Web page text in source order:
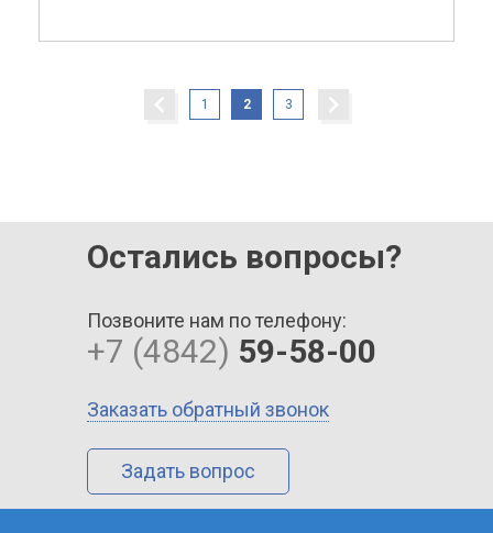
1 2 3
Остались вопросы?
Позвоните нам по телефону:
+7 (4842) 59-58-00
Заказать обратный звонок
Задать вопрос